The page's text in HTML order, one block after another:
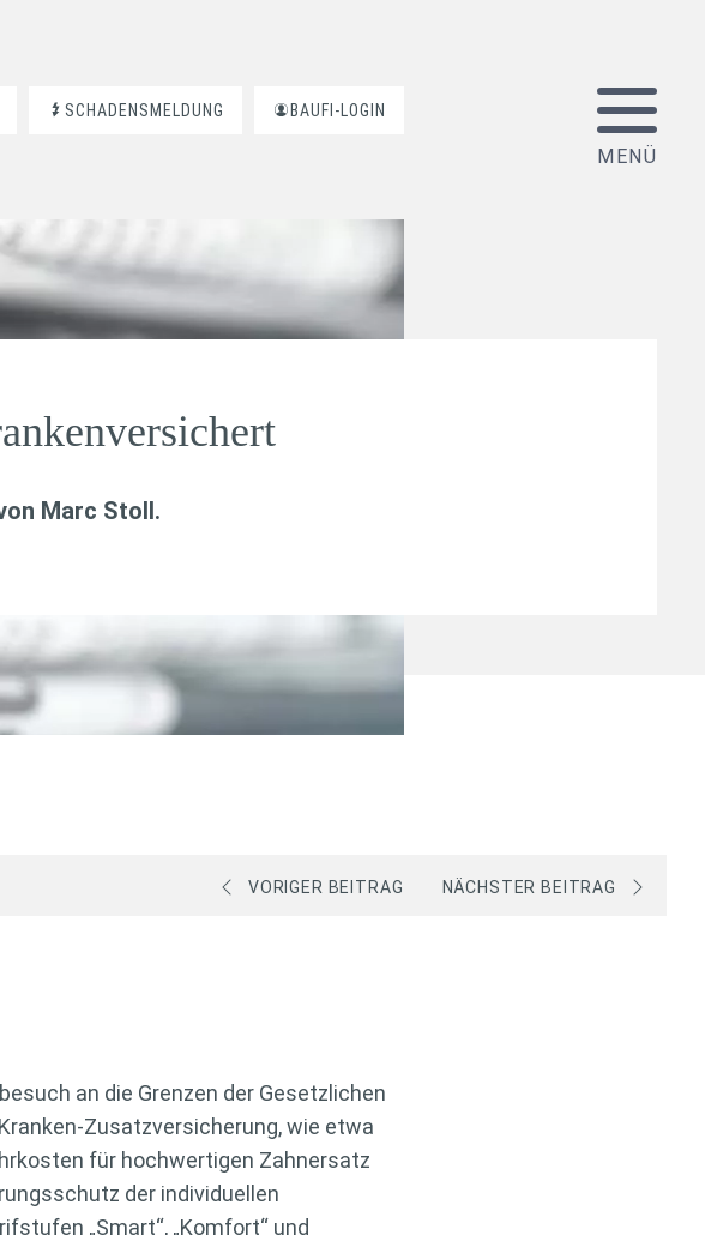
SCHADENSMELDUNG BAUFI-LOGIN
Marc Stoll.
VORIGER BEITRAG NÄCHSTER BEITRAG
an die Grenzen der Gesetzlichen
Zusatzversicherung, wie etwa
für hochwertigen Zahnersatz
der individuellen
„Smart“, „Komfort“ und